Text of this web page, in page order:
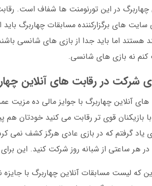
چهاربرگ در این تورنومنت ها شفاف است.
سایت های برگزارکننده مسابقات چهاربرگ
هستند اما باید جدا از بازی های شانسی
نه بازی های شانسی.
شرکت در رقابت های آنلاین
های آنلاین چهاربرگ با جوایز مالی ده مزیت
بازیکنان قوی تر رقابت می کنید خودتان
یاد گرفتم که در بازی عادی هرگز کشف نمی
در هر ساعتی از شبانه روز شرکت کنید. این
که لیست مسابقات آنلاین چهاربرگ با